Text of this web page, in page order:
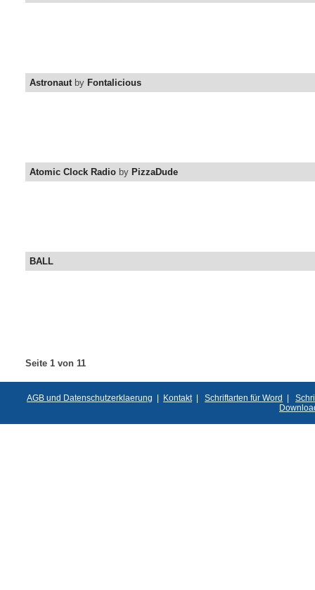
Astronautby Fontalicious
Atomic Clock Radio by PizzaDude
BALL
Seite 1 von 11
AGB und Datenschutzerklaerung | Kontakt| Schriftarten für Word |